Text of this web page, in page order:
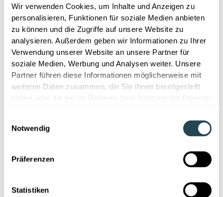
Wir verwenden Cookies, um Inhalte und Anzeigen zu
personalisieren, Funktionen für soziale Medien anbieten
zu können und die Zugriffe auf unsere Website zu
analysieren. Außerdem geben wir Informationen zu Ihrer
Verwendung unserer Website an unsere Partner für
soziale Medien, Werbung und Analysen weiter. Unsere
Partner führen diese Informationen möglicherweise mit
weiteren Daten zusammen, die Sie ihnen bereitgestellt
haben oder die sie im Rahmen Ihrer Nutzung der Dienste
Notwendig
Präferenzen
Statistiken
in unterschiedlichen Dateiformaten oder Sprachen
vorliegen
"Implizit" sind - also nur in den Köpfen erfahrener
Mitarbeitender existieren
über verschiedene Abteilungen und Standorte
verteilt sind
aus verschiedenen Gründen weder aktiv gesucht
noch geteilt werden
Künstliche Intelligenz als Retter - für
Qualitätssicherung
besonders die Zusammenarbeit und den Einsatz von